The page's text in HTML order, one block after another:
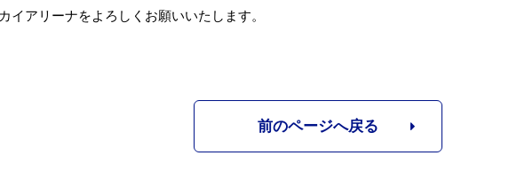
イアリーナをよろしくお願いいたします。
前のページへ戻る